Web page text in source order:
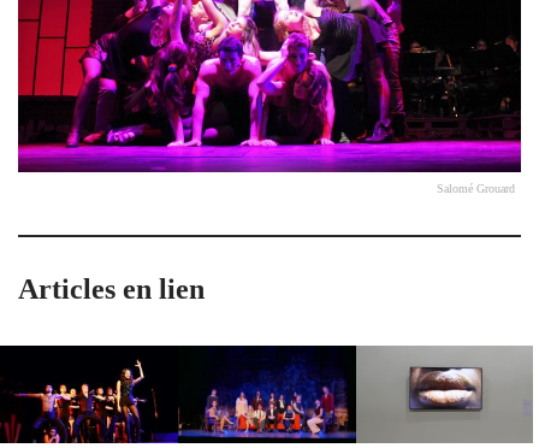
Salomé Grouard
Articles en lien